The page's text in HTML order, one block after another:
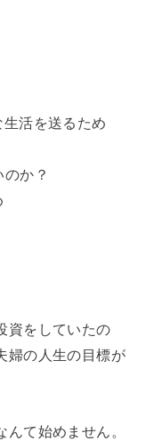
活を送るため
か？
資をしていたの
婦の人生の目標が
て始めません。